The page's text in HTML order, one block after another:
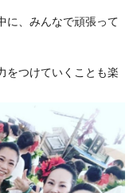
に、みんなで頑張って
をつけていくことも楽